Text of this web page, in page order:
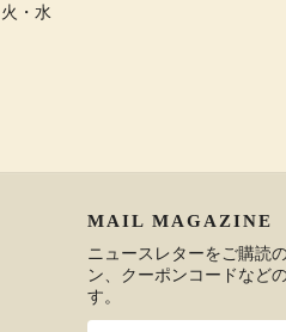
・水
MAIL MAGAZINE
ニュースレターをご購読
ン、クーポンコードなど
す。